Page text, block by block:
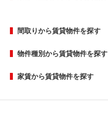
間取りから賃貸物件を探す
物件種別から賃貸物件を探す
家賃から賃貸物件を探す